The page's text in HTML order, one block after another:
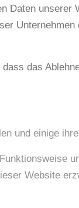
Daten unserer
das
und einige
Website